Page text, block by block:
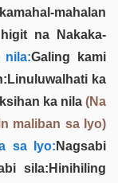
mahalan
na Nakaka-
nila:Galing kami
ka
ka nila (Na
maliban sa Iyo)
sa Iyo: Nagsabi
sila:Hinihiling